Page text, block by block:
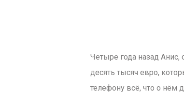
Четыре года назад Анис,
десять тысяч евро,
телефону всё, что о нём